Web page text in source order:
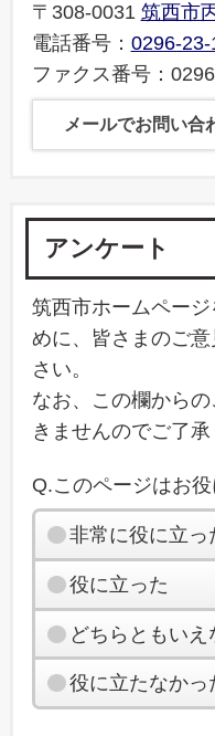
〒308-0031 筑西市
電話番号： 0296-23-
ファクス番号：
メールでお問い合
アンケート
筑西市ホームペー
めに、皆さまのご
さい。
なお、この欄から
きませんのでご了承
Q.このページはお
非常に役に立っ
役に立った
どちらともいえ
役に立たなかっ